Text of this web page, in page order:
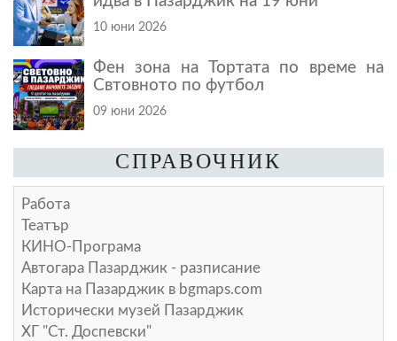
10 юни 2026
Фен зона на Тортата по време на
Свтовното по футбол
09 юни 2026
СПРАВОЧНИК
Работа
Театър
КИНО-Програма
Автогара Пазарджик - разписание
Карта на Пазарджик в bgmaps.com
Исторически музей Пазарджик
ХГ "Ст. Доспевски"